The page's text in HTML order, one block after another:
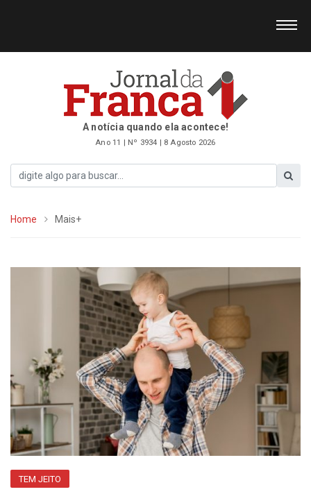
A notícia quando ela acontece!
Ano 11 | Nº 3934 | 8 Agosto 2026
Home Mais+
TEM JEITO